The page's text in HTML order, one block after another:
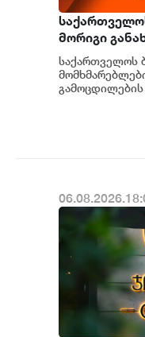
მორიგი
საქართველოს
გამოცდილების